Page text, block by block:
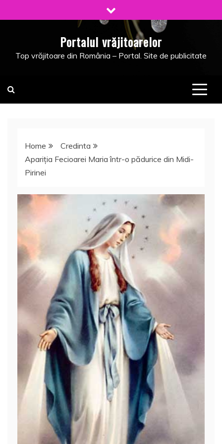
to
Portalul vrăjitoarelor
Top vrăjitoare din România – Portal. Site de publicitate
Home
Credinta
Apariţia Fecioarei Maria într-o pădurice din Midi-
Pirinei